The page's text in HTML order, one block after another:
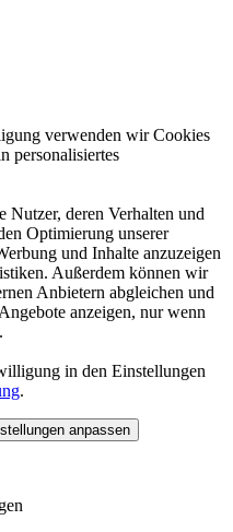
verwenden wir Cookies
personalisiertes
Nutzer, deren Verhalten und
Optimierung unserer
und Inhalte anzuzeigen
Außerdem können wir
Anbietern abgleichen und
anzeigen, nur wenn
in den Einstellungen
.
anpassen